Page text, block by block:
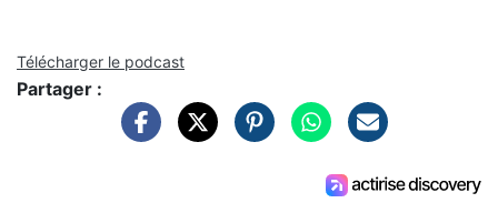
Télécharger le podcast
Partager :